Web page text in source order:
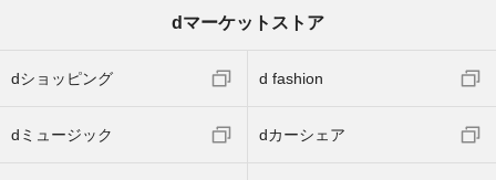
dマーケットストア
dショッピング d fashion
dミュージック dカーシェア